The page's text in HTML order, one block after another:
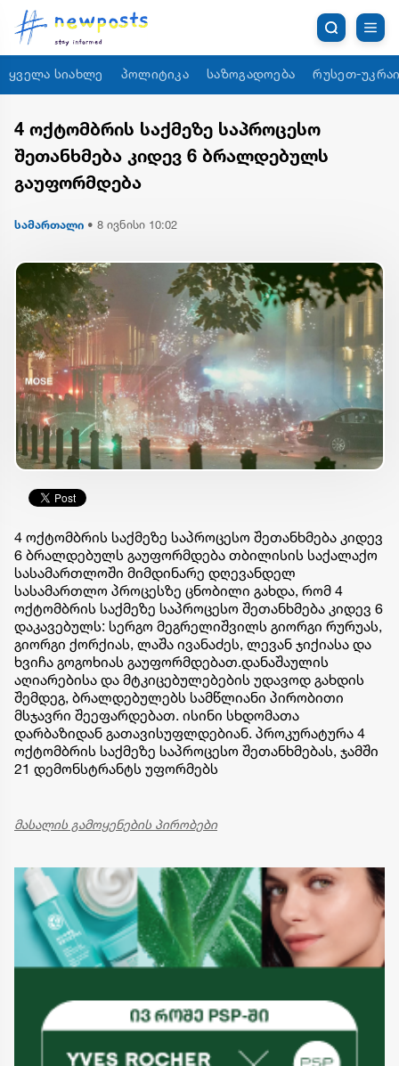
ყველა სიახლე პოლიტიკა საზოგადოება რუსეთ-
4 ოქტომბრის საქმეზე საპროცესო
შეთანხმება კიდევ 6 ბრალდებულს
გაუფორმდება
სამართალი • 8 ივნისი 10:02
4 ოქტომბრის საქმეზე საპროცესო შეთანხმება კიდევ
6 ბრალდებულს გაუფორმდება თბილისის საქალაქო
სასამართლოში მიმდინარე დღევანდელ
სასამართლო პროცესზე ცნობილი გახდა, რომ 4
ოქტომბრის საქმეზე საპროცესო შეთანხმება კიდევ 6
დაკავებულს: სერგო მეგრელიშვილს გიორგი რურუას,
გიორგი ქორქიას, ლაშა ივანაძეს, ლევან ჯიქიასა და
ხვიჩა გოგოხიას გაუფორმდებათ.დანაშაულის
აღიარებისა და მტკიცებულებების უდავოდ გახდის
შემდეგ, ბრალდებულებს სამწლიანი პირობითი
მსჯავრი შეეფარდებათ. ისინი სხდომათა
დარბაზიდან გათავისუფლდებიან. პროკურატურა 4
ოქტომბრის საქმეზე საპროცესო შეთანხმებას, ჯამში
21 დემონსტრანტს უფორმებს
მასალის გამოყენების პირობები